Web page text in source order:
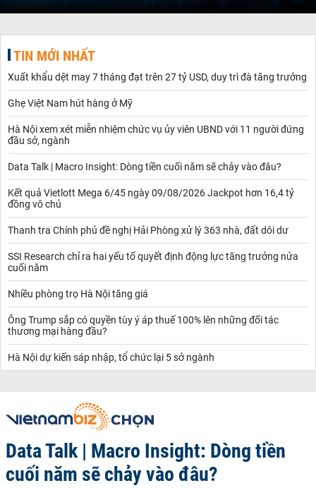
TIN MỚI NHẤT
Xuất khẩu dệt may 7 tháng đạt trên 27 tỷ USD, duy trì đà tăng trưởng
Ghẹ Việt Nam hút hàng ở Mỹ
Hà Nội xem xét miễn nhiệm chức vụ ủy viên UBND với 11 người đứng
đầu sở, ngành
Data Talk | Macro Insight: Dòng tiền cuối năm sẽ chảy vào đâu?
Kết quả Vietlott Mega 6/45 ngày 09/08/2026 Jackpot hơn 16,4 tỷ
đồng vô chủ
Thanh tra Chính phủ đề nghị Hải Phòng xử lý 363 nhà, đất dôi dư
SSI Research chỉ ra hai yếu tố quyết định động lực tăng trưởng nửa
cuối năm
Nhiều phòng trọ Hà Nội tăng giá
Ông Trump sắp có quyền tùy ý áp thuế 100% lên những đối tác
thương mại hàng đầu?
Hà Nội dự kiến sáp nhập, tổ chức lại 5 sở ngành
Data Talk | Macro Insight: Dòng tiền
cuối năm sẽ chảy vào đâu?